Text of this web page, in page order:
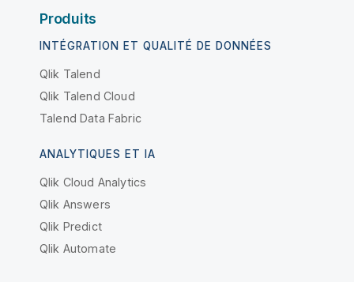
Produits
INTÉGRATION ET QUALITÉ DE DONNÉES
Qlik Talend
Qlik Talend Cloud
Talend Data Fabric
ANALYTIQUES ET IA
Qlik Cloud Analytics
Qlik Answers
Qlik Predict
Qlik Automate